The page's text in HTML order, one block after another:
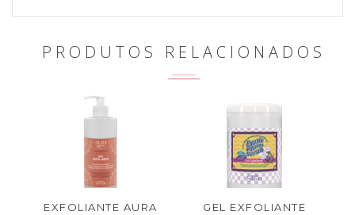
PRODUTOS RELACIONADOS
EXFOLIANTE AURA GEL EXFOLIANTE